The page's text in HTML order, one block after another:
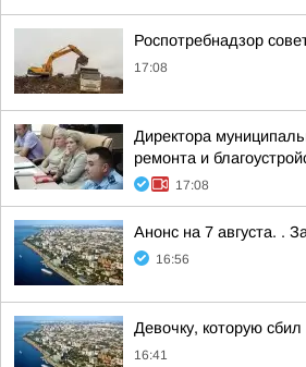
Роспотребнадзор
17:08
Директора
ремонта и
17:08
Анонс на 7 августа. .
16:56
Девочку, которую
16:41